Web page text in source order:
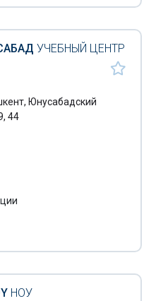
УЧЕБНЫЙ ЦЕНТР
Юнусабадский
44
НОУ